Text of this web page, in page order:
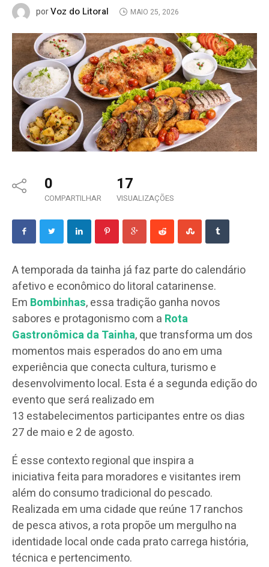
porVoz do Litoral MAIO 25, 2026
0
COMPARTILHAR
17
VISUALIZAÇÕES
A temporada da tainha já faz parte do calendário
afetivo e econômico do litoral catarinense.
Em Bombinhas, essa tradição ganha novos
sabores e protagonismo com a Rota
Gastronômica da Tainha, que transforma um dos
momentos mais esperados do ano em uma
experiência que conecta cultura, turismo e
desenvolvimento local. Esta é a segunda edição do
evento que será realizado em
13 estabelecimentos participantes entre os dias
27 de maio e 2 de agosto.
É esse contexto regional que inspira a
iniciativa feita para moradores e visitantes irem
além do consumo tradicional do pescado.
Realizada em uma cidade que reúne 17 ranchos
de pesca ativos, a rota propõe um mergulho na
identidade local onde cada prato carrega história,
técnica e pertencimento.